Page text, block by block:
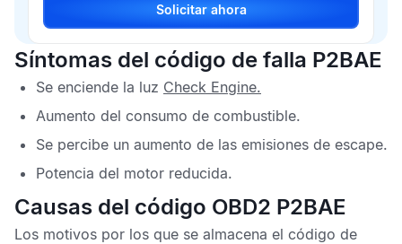
Solicitar ahora
Síntomas del código de falla P2BAE
Se enciende la luz Check Engine.
Aumento del consumo de combustible.
Se percibe un aumento de las emisiones de escape.
Potencia del motor reducida.
Causas del código OBD2 P2BAE
Los motivos por los que se almacena el código de